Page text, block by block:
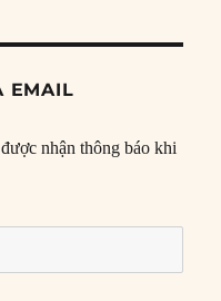
EMAIL
nhận thông báo khi